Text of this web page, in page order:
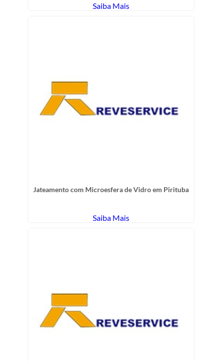
Saiba Mais
Jateamento com Microesfera de Vidro em Pirituba
Saiba Mais